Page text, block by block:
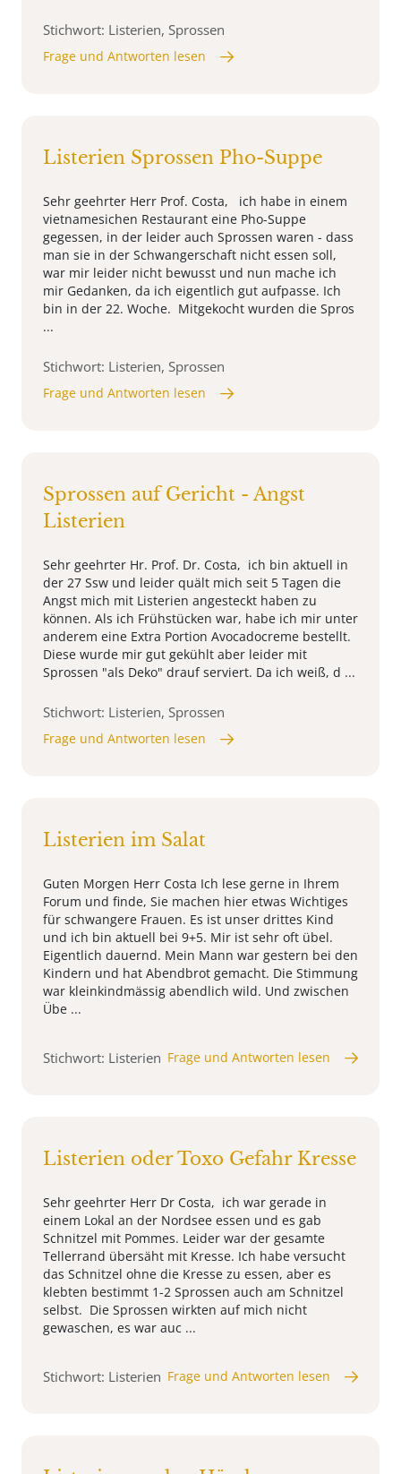
Stichwort: Listerien, Sprossen
Frage und Antworten lesen
Listerien Sprossen Pho-Suppe
Sehr geehrter Herr Prof. Costa, ich habe in einem
vietnamesichen Restaurant eine Pho-Suppe
gegessen, in der leider auch Sprossen waren - dass
man sie in der Schwangerschaft nicht essen soll,
war mir leider nicht bewusst und nun mache ich
mir Gedanken, da ich eigentlich gut aufpasse. Ich
bin in der 22. Woche. Mitgekocht wurden die Spros
...
Stichwort: Listerien, Sprossen
Frage und Antworten lesen
Sprossen auf Gericht - Angst
Listerien
Sehr geehrter Hr. Prof. Dr. Costa, ich bin aktuell in
der 27 Ssw und leider quält mich seit 5 Tagen die
Angst mich mit Listerien angesteckt haben zu
können. Als ich Frühstücken war, habe ich mir unter
anderem eine Extra Portion Avocadocreme bestellt.
Diese wurde mir gut gekühlt aber leider mit
Sprossen "als Deko" drauf serviert. Da ich weiß, d ...
Stichwort: Listerien, Sprossen
Frage und Antworten lesen
Listerien im Salat
Guten Morgen Herr Costa Ich lese gerne in Ihrem
Forum und finde, Sie machen hier etwas Wichtiges
für schwangere Frauen. Es ist unser drittes Kind
und ich bin aktuell bei 9+5. Mir ist sehr oft übel.
Eigentlich dauernd. Mein Mann war gestern bei den
Kindern und hat Abendbrot gemacht. Die Stimmung
war kleinkindmässig abendlich wild. Und zwischen
Übe ...
Stichwort: Listerien Frage und Antworten lesen
Listerien oder Toxo Gefahr Kresse
Sehr geehrter Herr Dr Costa, ich war gerade in
einem Lokal an der Nordsee essen und es gab
Schnitzel mit Pommes. Leider war der gesamte
Tellerrand übersäht mit Kresse. Ich habe versucht
das Schnitzel ohne die Kresse zu essen, aber es
klebten bestimmt 1-2 Sprossen auch am Schnitzel
selbst. Die Sprossen wirkten auf mich nicht
gewaschen, es war auc ...
Stichwort: Listerien Frage und Antworten lesen